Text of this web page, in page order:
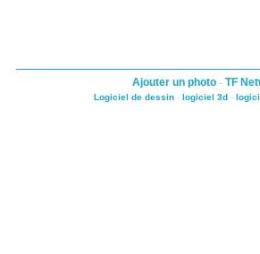
Ajouter un photo - TF
Logiciel de dessin - logiciel 3d -